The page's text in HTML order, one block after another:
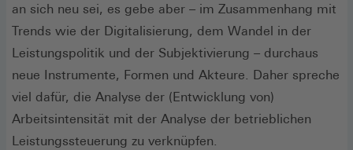
an sich neu sei, es gebe aber – im Zusammenhang mit
Trends wie der Digitalisierung, dem Wandel in der
Leistungspolitik und der Subjektivierung – durchaus
neue Instrumente, Formen und Akteure. Daher spreche
viel dafür, die Analyse der (Entwicklung von)
Arbeitsintensität mit der Analyse der betrieblichen
Leistungssteuerung zu verknüpfen.